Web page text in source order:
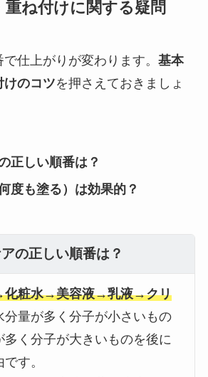
重ね付けに関する疑問
仕上がりが変わります。 基本
けのコツを押さえておきましょ
正しい順番は？
度も塗る）は効果的？
の正しい順番は？
化粧水→美容液→乳液→クリ
分量が多く分子が小さいもの
多く分子が大きいものを後に
す。